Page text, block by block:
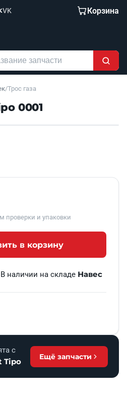
VK Корзина
/Трос газа
0001
Наведите для увеличения
проверки и упаковки
в корзину
В наличии на складе Навес
с
Tipo
Ещё запчасти